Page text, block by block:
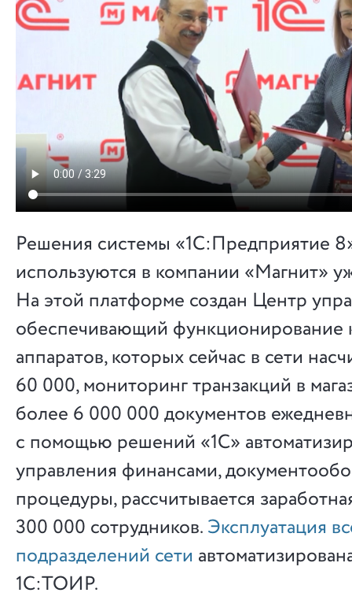
Решения системы «1С:Предприятие
используются в компании «Магнит»
На этой платформе создан Центр
обеспечивающий функционирование
аппаратов, которых сейчас в сети
60 000, мониторинг транзакций в
более 6 000 000 документов
с помощью решений «1С»
управления финансами,
процедуры, рассчитывается
300 000 сотрудников.Эксплуатация
подразделений сети
1С:ТОИР.